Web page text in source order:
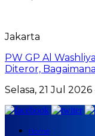
Jakarta
PW GP Al
Diteror,
Selasa, 21 Jul 2026
Home